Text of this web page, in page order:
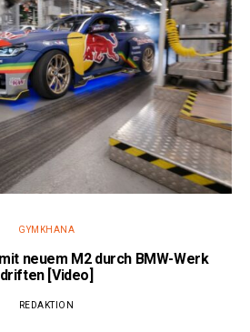
GYMKHANA
neuem M2 durch BMW-Werk
driften [Video]
REDAKTION